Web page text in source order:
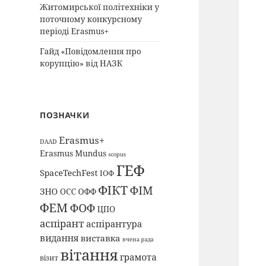
Житомирської політехніки у
поточному конкурсному
періоді Erasmus+
Гайд «Повідомлення про
корупцію» від НАЗК
ПОЗНАЧКИ
DAAD Erasmus+
Erasmus Mundus scopus
SpaceTechFest ІОФ ГЕФ
ЗНО ОСС ОФФФІКТФІМ
ФЕМФОФ ЦПО
аспірант аспірантура
виданнявиставка вчена рада
візит вітанняграмота